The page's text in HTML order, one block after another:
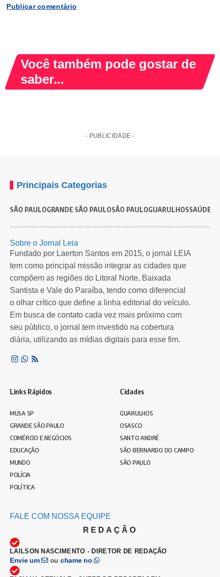
Você também pode gostar de
saber...
NACIONAL
PEC da maioridade penal avança e volta a ser
analisada na Câmara
Comissão de Constituição e Justiça avalia admissibilidade da PEC que
altera a…
- PUBLICIDADE -
Principais Categorias
SÃO PAULOGRANDE SÃO PAULOSÃO PAULOGUARULHOSSAÚDE
Sobre o Jornal Leia
Fundado por Laerton Santos em 2015, o jornal LEIA
tem como principal missão integrar as cidades que
compõem as regiões do Litoral Norte, Baixada
Santista e Vale do Paraíba, tendo como diferencial
o olhar crítico que define a linha editorial do veículo.
Em busca de contato cada vez mais próximo com
seu público, o jornal tem investido na cobertura
diária, utilizando as mídias digitais para esse fim.
Links Rápidos
MUSA SP
GRANDE SÃO PAULO
COMÉRCIO E NEGÓCIOS
EDUCAÇÃO
MUNDO
POLÍCIA
POLÍTICA
Cidades
GUARULHOS
OSASCO
SANTO ANDRÉ
SÃO BERNARDO DO CAMPO
SÃO PAULO
FALE COM NOSSA EQUIPE
REDAÇÃO
LAILSON NASCIMENTO - DIRETOR DE REDAÇÃO
Envie um ou chame no